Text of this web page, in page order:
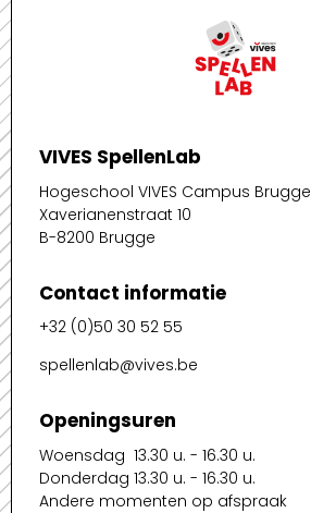
VIVES SpellenLab
Hogeschool VIVES Campus Brugge
Xaverianenstraat 10
B-8200 Brugge
Contact informatie
+32 (0)50 30 52 55
spellenlab@vives.be
Openingsuren
Woensdag 13.30 u. - 16.30 u.
Donderdag 13.30 u. - 16.30 u.
Andere momenten op afspraak